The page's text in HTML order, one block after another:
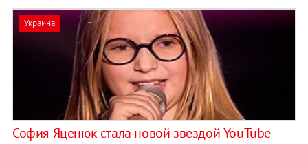
Украина
София Яценюк стала новой звездой YouTube